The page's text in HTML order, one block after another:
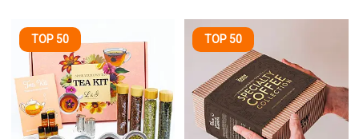
TOP 50 TOP 50